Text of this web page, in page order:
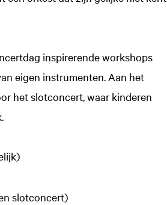
inspirerende workshops
eigen instrumenten. Aan het
het slotconcert, waar kinderen
slotconcert)